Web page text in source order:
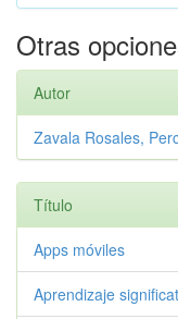
Otras
Autor
Zavala Rosales,
Título
Apps móviles
Aprendizaje